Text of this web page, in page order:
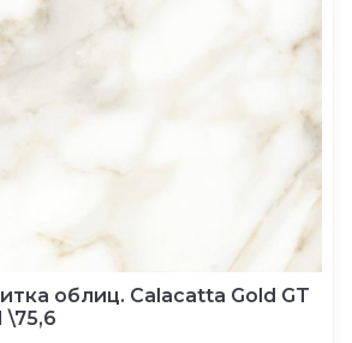
облиц. Calacatta Gold GT
\75,6